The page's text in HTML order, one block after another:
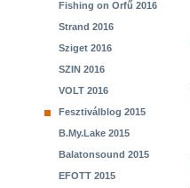
Fishing on Orfű 2016
Strand 2016
Sziget 2016
SZIN 2016
VOLT 2016
Fesztiválblog 2015
B.My.Lake 2015
Balatonsound 2015
EFOTT 2015